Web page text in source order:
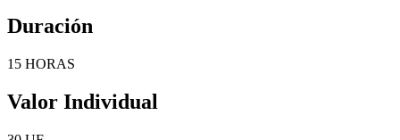
Duración
15 HORAS
Valor Individual